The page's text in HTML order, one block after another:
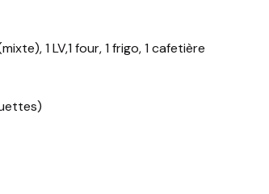
1 LV,1 four, 1 frigo, 1 cafetière